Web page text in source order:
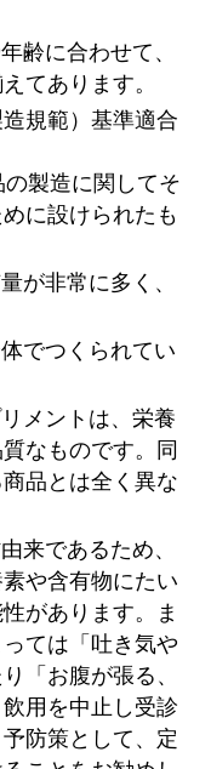
齢に合わせて、
てあります。
規範）基準適合
製造に関してそ
に設けられたも
が非常に多く、
でつくられてい
メントは、栄養
なものです。同
品とは全く異な
来であるため、
や含有物にたい
があります。ま
ては「吐き気や
「お腹が張る、
用を中止し受診
防策として、定